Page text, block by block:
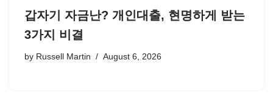
갑자기 자금난? 개인대출, 현명하게 받는
3가지 비결
by Russell Martin August 6, 2026